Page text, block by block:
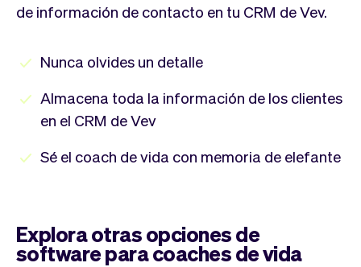
de información de contacto en tu CRM de Vev.
Nunca olvides un detalle
Almacena toda la información de los clientes
en el CRM de Vev
Sé el coach de vida con memoria de elefante
Explora otras opciones de
software para coaches de vida